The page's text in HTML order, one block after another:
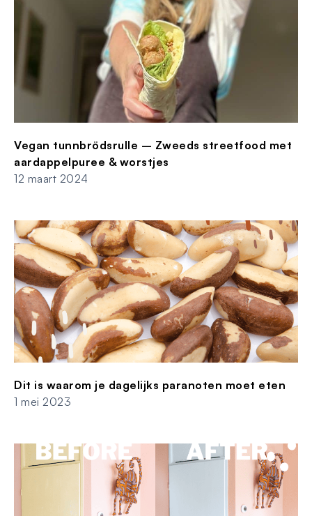
Vegan tunnbrödsrulle – Zweeds streetfood met
aardappelpuree & worstjes
12 maart 2024
Dit is waarom je dagelijks paranoten moet eten
1 mei 2023